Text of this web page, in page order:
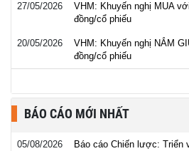
27/05/2026
VHM: Khuyến nghị MUA
đồng/cổ phiếu
20/05/2026
VHM: Khuyến nghị NẮM
đồng/cổ phiếu
BÁO CÁO MỚI NHẤT
05/08/2026
Báo cáo Chiến lược: Triển